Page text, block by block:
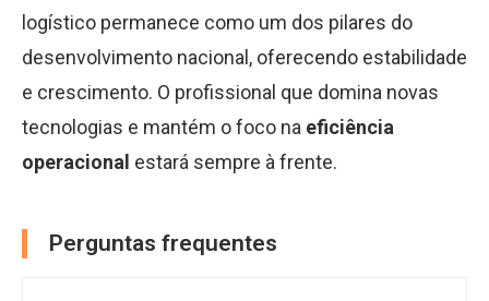
logístico permanece como um dos pilares do
desenvolvimento nacional, oferecendo estabilidade
e crescimento. O profissional que domina novas
tecnologias e mantém o foco na eficiência
operacional estará sempre à frente.
Perguntas frequentes